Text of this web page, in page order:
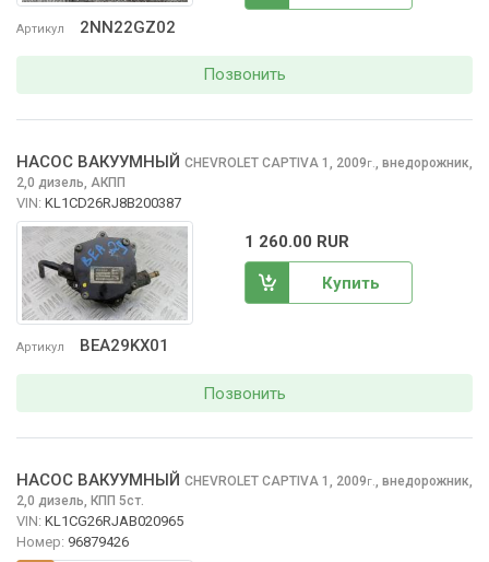
Артикул 2NN22GZ02
Позвонить
Артикул BEA29KX01
НАСОС ВАКУУМНЫЙ CHEVROLET CAPTIVA 1, 2009г.
внедорожник,
2,0 дизель, АКПП
VIN: KL1CD26RJ8B200387
1 260.00 RUR
Купить
Позвонить
НАСОС ВАКУУМНЫЙ CHEVROLET CAPTIVA 1, 2009г. внедорожник,
2,0 дизель, КПП 5ст.
VIN: KL1CG26RJAB020965
Номер: 96879426